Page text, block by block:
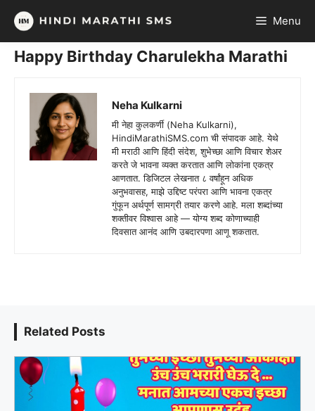
Skip
content
Menu
Happy Birthday Charulekha Marathi
Neha Kulkarni
मी नेहा कुलकर्णी (Neha Kulkarni),
HindiMarathiSMS.com ची संपादक आहे. येथे
मी मराठी आणि हिंदी संदेश, शुभेच्छा आणि विचार शेअर
करते जे भावना व्यक्त करतात आणि लोकांना एकत्र
आणतात. डिजिटल लेखनात ८ वर्षांहून अधिक
अनुभवासह, माझे उद्दिष्ट परंपरा आणि भावना एकत्र
गुंफून अर्थपूर्ण सामग्री तयार करणे आहे. मला शब्दांच्या
शक्तीवर विश्वास आहे — योग्य शब्द कोणाच्याही
दिवसात आनंद आणि उबदारपणा आणू शकतात.
Related Posts